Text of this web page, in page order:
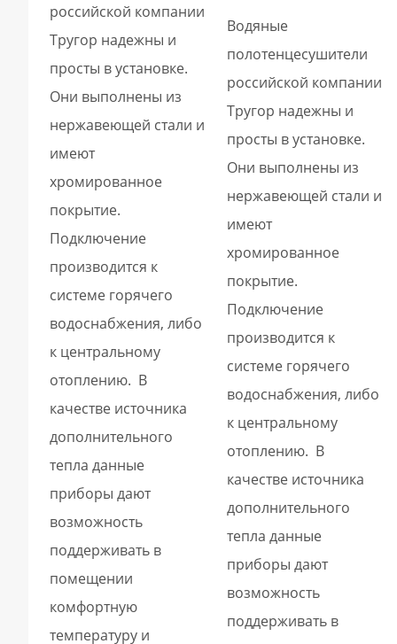
российской компании
Тругор надежны и
просты в установке.
Они выполнены из
нержавеющей стали и
имеют
хромированное
покрытие.
Подключение
производится к
системе горячего
водоснабжения, либо
к центральному
отоплению. В
качестве источника
дополнительного
тепла данные
приборы дают
возможность
поддерживать в
помещении
комфортную
температуру и
Водяные
полотенцесушители
российской компании
Тругор надежны и
просты в установке.
Они выполнены из
нержавеющей стали и
имеют
хромированное
покрытие.
Подключение
производится к
системе горячего
водоснабжения, либо
к центральному
отоплению. В
качестве источника
дополнительного
тепла данные
приборы дают
возможность
поддерживать в